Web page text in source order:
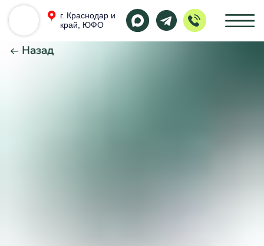
г. Краснодар и
край, ЮФО
← Назад